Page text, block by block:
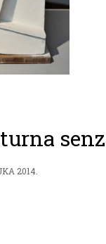
2014.